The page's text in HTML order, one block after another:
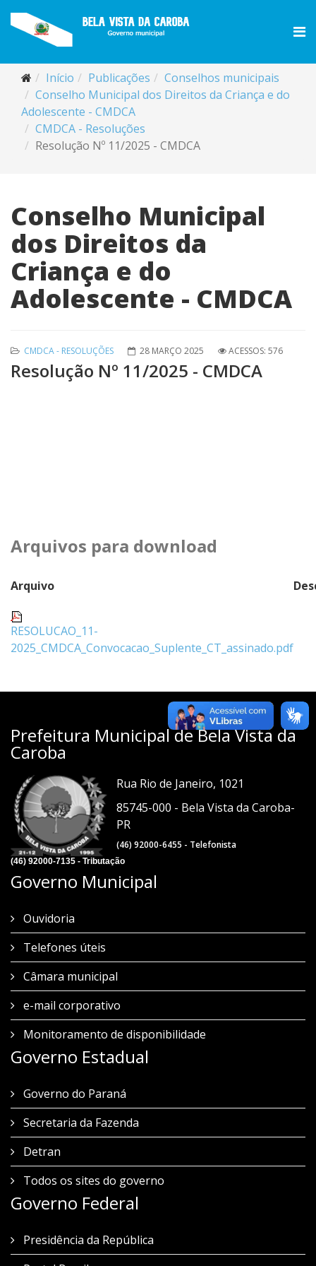
Início Publicações
Conselhos municipais
Conselho Municipal dos Direitos da Criança e do
Adolescente - CMDCA
CMDCA - Resoluções
Resolução Nº 11/2025 - CMDCA
Conselho Municipal
dos Direitos da
Criança e do
Adolescente - CMDCA
CMDCA - RESOLUÇÕES 28 MARÇO 2025 ACESSOS: 576
Resolução Nº 11/2025 - CMDCA
Arquivos para download
Arquivo
RESOLUCAO_11-
2025_CMDCA_Convocacao_Suplente_CT_assinado.pdf
Prefeitura Municipal de Bela Vista da
Caroba
Rua Rio de Janeiro, 1021
85745-000 - Bela Vista da Caroba-
PR
(46) 92000-6455 - Telefonista
(46) 92000-7135 - Tributação
Governo Municipal
Ouvidoria
Telefones úteis
Câmara municipal
e-mail corporativo
Monitoramento de disponibilidade
Governo Estadual
Governo do Paraná
Secretaria da Fazenda
Detran
Todos os sites do governo
Governo Federal
Presidência da República